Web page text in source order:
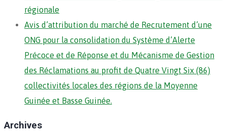
régionale
Avis d’attribution du marché de Recrutement d’une
ONG pour la consolidation du Système d’Alerte
Précoce et de Réponse et du Mécanisme de Gestion
des Réclamations au profit de Quatre Vingt Six (86)
collectivités locales des régions de la Moyenne
Guinée et Basse Guinée.
Archives